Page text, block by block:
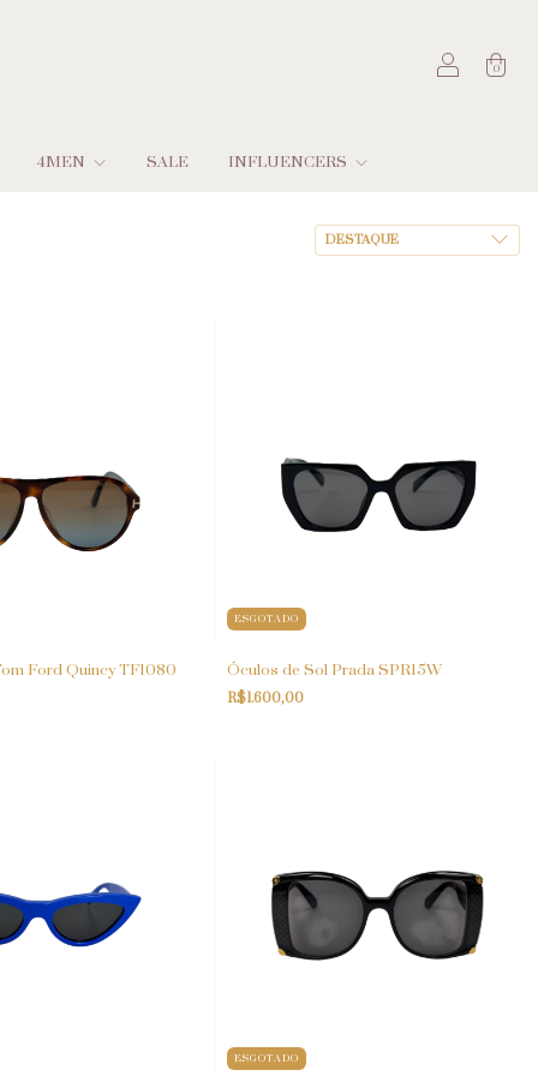
0
4MEN SALE INFLUENCERS
Ford Quincy TF1080
ESGOTADO
Óculos de Sol Prada SPR15W
R$1.600,00
ESGOTADO